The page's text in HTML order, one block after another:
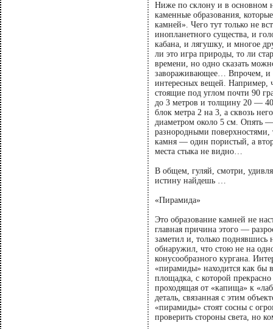
Ниже по склону и в основном
каменные образования,
камней». Чего тут только не
инопланетного существа, и
кабана, и лягушку, и многое
ли это игра природы, то ли
времени, но одно сказать
завораживающее… Впрочем, и
интересных вещей. Например,
стоящие под углом почти 90
до 3 метров и толщину 20 —
блок метра 2 на 3, а сквозь
диаметром около 5 см. Опять
разнородными
камня — один пористый, а
места стыка не видно…
В общем, гуляй, смотри,
истину найдешь …
«Пирамида»
Это образование камней не
главная причина этого —
заметил и, только поднявшись
обнаружил, что стою не на
конусообразного кургана.
«пирамиды» находится как бы
площадка, с которой
проходящая от «капища» к
деталь, связанная с этим
«пирамиды» стоят сосны с
проверить стороны света, но